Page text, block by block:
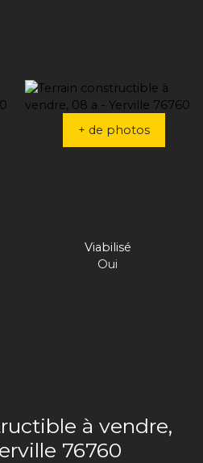
+ de photos
Viabilisé
Oui
à vendre,
76760